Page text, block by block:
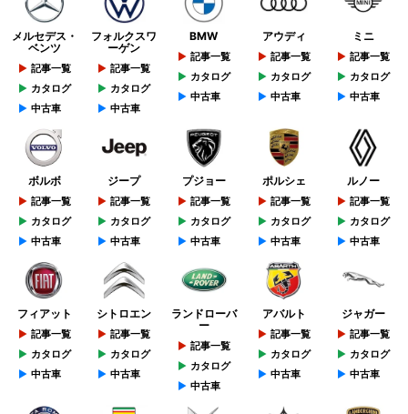
メルセデス・
ベンツ
記事一覧
カタログ
中古車
フォルクスワ
ーゲン
記事一覧
カタログ
中古車
BMW
記事一覧
カタログ
中古車
アウディ
記事一覧
カタログ
中古車
ミニ
記事一覧
カタログ
中古車
ボルボ
記事一覧
カタログ
中古車
ジープ
記事一覧
カタログ
中古車
プジョー
記事一覧
カタログ
中古車
ポルシェ
記事一覧
カタログ
中古車
ルノー
記事一覧
カタログ
中古車
フィアット
記事一覧
カタログ
中古車
シトロエン
記事一覧
カタログ
中古車
ランドローバ
ー
記事一覧
カタログ
中古車
アバルト
記事一覧
カタログ
中古車
ジャガー
記事一覧
カタログ
中古車